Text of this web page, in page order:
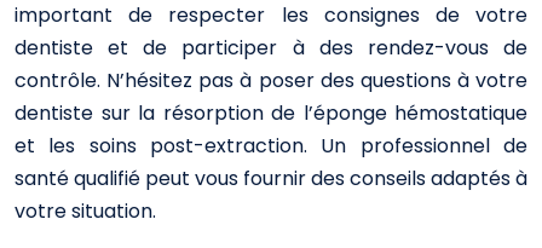
important de respecter les consignes de votre
dentiste et de participer à des rendez-vous de
contrôle. N’hésitez pas à poser des questions à votre
dentiste sur la résorption de l’éponge hémostatique
et les soins post-extraction. Un professionnel de
santé qualifié peut vous fournir des conseils adaptés à
votre situation.